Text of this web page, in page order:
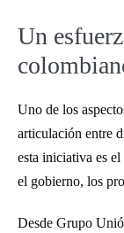
Un
Uno de los
articulación entre
esta iniciativa es
el gobierno, los
Desde Grupo